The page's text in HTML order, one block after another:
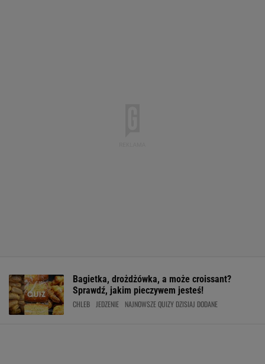
Bagietka, drożdżówka, a może croissant?
Sprawdź, jakim pieczywem jesteś!
CHLEB JEDZENIE NAJNOWSZE QUIZY DZISIAJ DODANE